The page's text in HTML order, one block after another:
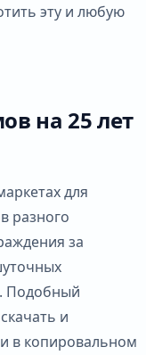
эту и любую
на 25 лет
для
разного
за
Подобный
и
в копировальном